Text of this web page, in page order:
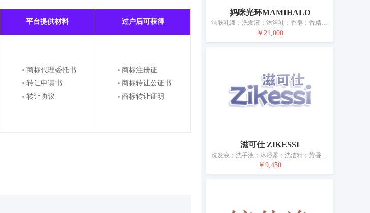
平台提供材料 过户后可获得
商标代理委托书
转让申请书
转让协议
商标注册证
商标转让公证书
商标转让证明
妈咪光环MAMIHALO
洁肤乳液；洗发液；沐浴乳；香皂；香精油；化妆品；爽身粉；痱子粉；牙膏；香
￥21,000
滋可仕 ZIKESSI
洗发液；洗手液；沐浴露；洗洁精；芳香精油；化妆品；美容霜；美容面膜；牙膏；香
￥9,450